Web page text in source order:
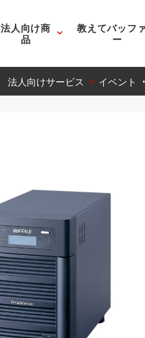
法人向け商
品
教えてバッフ
ー
法人向けサービス イベント